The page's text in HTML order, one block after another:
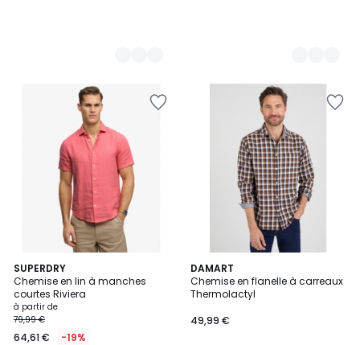
SUPERDRY
Chemise en lin à manches
courtes Riviera
à partir de
79,99 €
64,61 € -19%
8
Couleurs
DAMART
Chemise en flanelle à carreaux
Thermolactyl
49,99 €
2
Couleurs